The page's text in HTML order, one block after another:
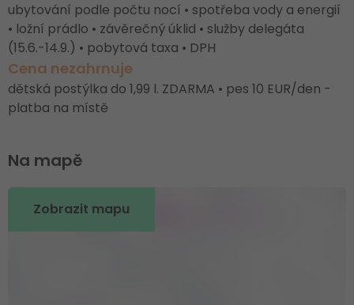
ubytování podle počtu nocí • spotřeba vody a energií
• ložní prádlo • závěrečný úklid • služby delegáta
(15.6.-14.9.) • pobytová taxa • DPH
Cena nezahrnuje
dětská postýlka do 1,99 l. ZDARMA • pes 10 EUR/den -
platba na místě
Na mapě
Zobrazit mapu